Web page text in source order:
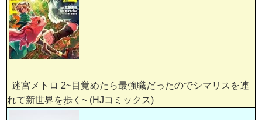
迷宮メトロ 2~目覚めたら最強職だったのでシマリスを連
れて新世界を歩く~ (HJコミックス)